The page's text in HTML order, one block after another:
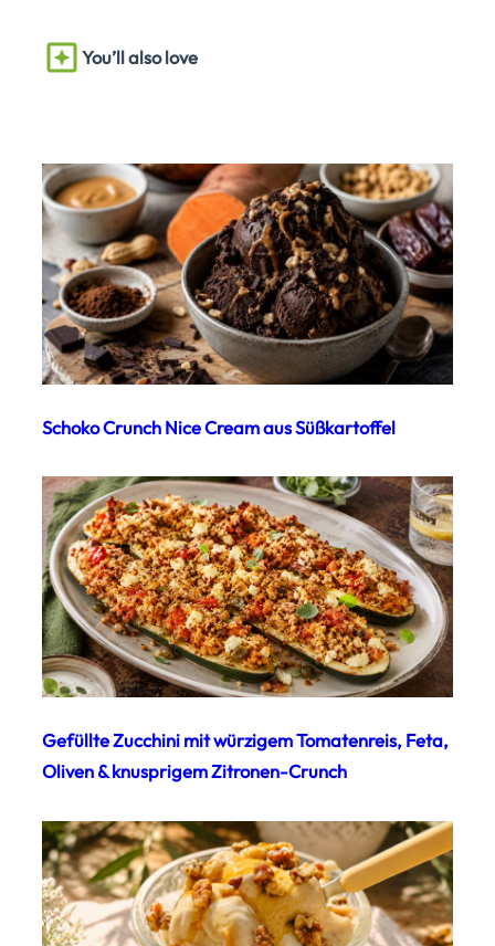
You’ll also love
Schoko Crunch Nice Cream aus Süßkartoffel
Gefüllte Zucchini mit würzigem Tomatenreis, Feta,
Oliven & knusprigem Zitronen-Crunch